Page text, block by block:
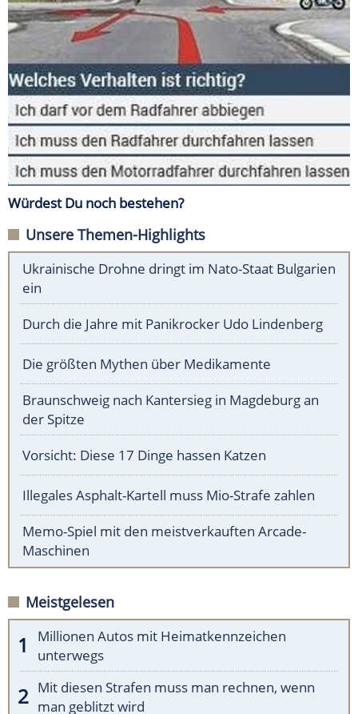
Würdest Du noch bestehen?
Unsere Themen-Highlights
Ukrainische Drohne dringt im Nato-Staat Bulgarien
ein
Durch die Jahre mit Panikrocker Udo Lindenberg
Die größten Mythen über Medikamente
Braunschweig nach Kantersieg in Magdeburg an
der Spitze
Vorsicht: Diese 17 Dinge hassen Katzen
Illegales Asphalt-Kartell muss Mio-Strafe zahlen
Memo-Spiel mit den meistverkauften Arcade-
Maschinen
Meistgelesen
Millionen Autos mit Heimatkennzeichen
unterwegs
Mit diesen Strafen muss man rechnen, wenn
man geblitzt wird